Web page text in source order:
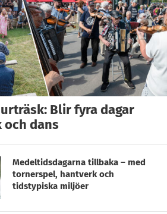
Blir fyra dagar
dans
Medeltidsdagarna tillbaka – med
tornerspel, hantverk och
tidstypiska miljöer